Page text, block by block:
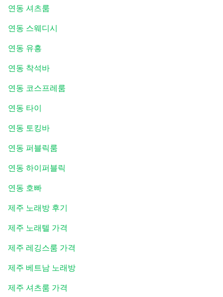
연동 셔츠룸
연동 스웨디시
연동 유흥
연동 착석바
연동 코스프레룸
연동 타이
연동 토킹바
연동 퍼블릭룸
연동 하이퍼블릭
연동 호빠
제주 노래방 후기
제주 노래텔 가격
제주 레깅스룸 가격
제주 베트남 노래방
제주 셔츠룸 가격